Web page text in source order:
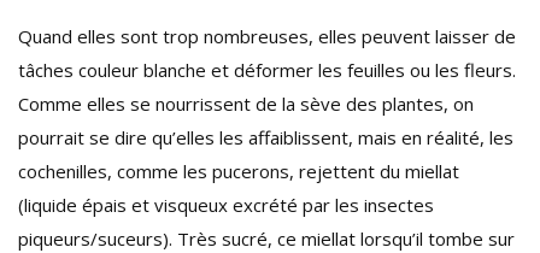
Quand elles sont trop nombreuses, elles peuvent laisser de
tâches couleur blanche et déformer les feuilles ou les fleurs.
Comme elles se nourrissent de la sève des plantes, on
pourrait se dire qu’elles les affaiblissent, mais en réalité, les
cochenilles, comme les pucerons, rejettent du miellat
(liquide épais et visqueux excrété par les insectes
piqueurs/suceurs). Très sucré, ce miellat lorsqu’il tombe sur